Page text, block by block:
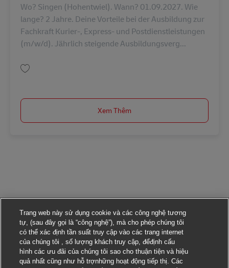
Wo? Singen (Hohentwiel). Wann? 01.09.2027. Wie
lange? 2 Jahre. Deine Vorteile bei der Ausbildung zur
Fachkraft Kurier-, Express- und Postdienstleistungen
(m/w/d). Jährlich steigende Ausbildungsverg...
Xem Thêm
Trang web này sử dụng cookie và các công nghệ tương
tự, (sau đây gọi là “công nghệ”), mà cho phép chúng tôi
có thể xác định tần suất truy cập vào các trang internet
của chúng tôi , số lượng khách truy cập, đểđịnh cấu
hình các ưu đãi của chúng tôi sao cho thuận tiện và hiệu
quả nhất cũng như hỗ trợnhững hoạt động tiếp thị. Các